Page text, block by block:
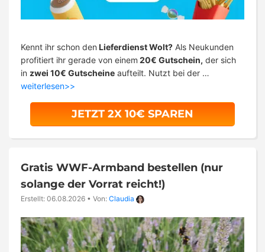
Kennt ihr schon den Lieferdienst Wolt? Als Neukunden
profitiert ihr gerade von einem 20€ Gutschein, der sich
in zwei 10€ Gutscheine aufteilt. Nutzt bei der …
weiterlesen>>
JETZT 2X 10€ SPAREN
Gratis WWF-Armband bestellen (nur
solange der Vorrat reicht!)
Erstellt: 06.08.2026 • Von: Claudia